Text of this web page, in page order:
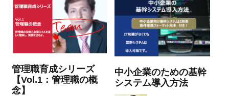
管理職育成シリーズ
【Vol.1：管理職の概
念】
中小企業のための基幹
システム導入方法